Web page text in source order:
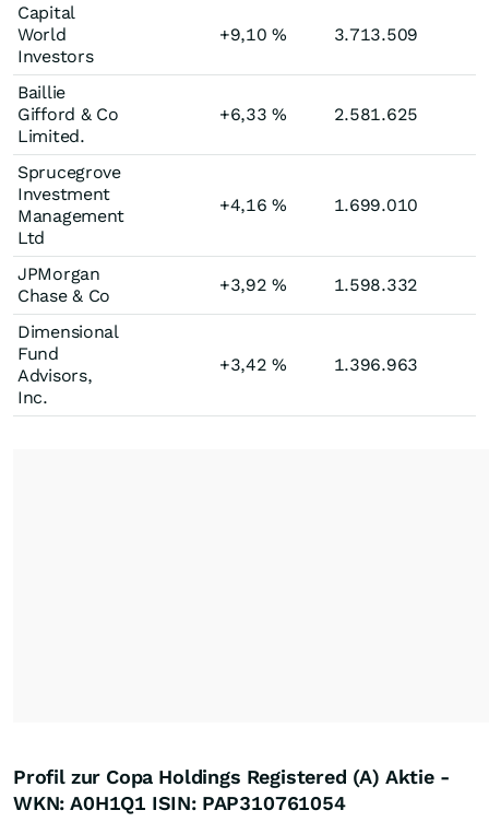
Capital
World
Investors
+9,10% 3.713.509
Baillie
Gifford & Co
Limited.
+6,33% 2.581.625
Sprucegrove
Investment
Management
Ltd
+4,16% 1.699.010
JPMorgan
Chase & Co
+3,92% 1.598.332
Dimensional
Fund
Advisors,
Inc.
+3,42% 1.396.963
Profil zur Copa Holdings Registered (A) Aktie -
WKN: A0H1Q1 ISIN: PAP310761054